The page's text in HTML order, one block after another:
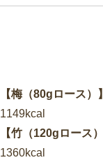
【梅（80gロース）】
1149kcal
【竹（120gロース）
1360kcal